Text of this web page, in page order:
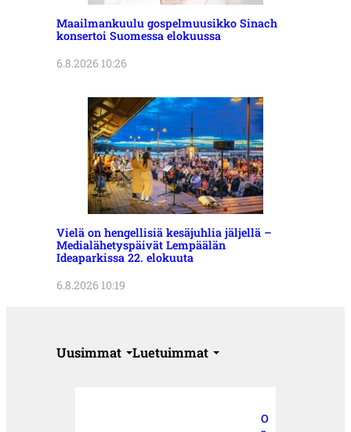
Maailmankuulu gospelmuusikko Sinach
konsertoi Suomessa elokuussa
6.8.2026 10:26
Vielä on hengellisiä kesäjuhlia jäljellä –
Medialähetyspäivät Lempäälän
Ideaparkissa 22. elokuuta
6.8.2026 10:19
Uusimmat Luetuimmat
O